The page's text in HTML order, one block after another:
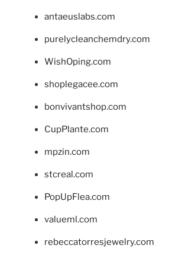
antaeuslabs.com
purelycleanchemdry.com
WishOping.com
shoplegacee.com
bonvivantshop.com
CupPlante.com
mpzin.com
stcreal.com
PopUpFlea.com
valueml.com
rebeccatorresjewelry.com